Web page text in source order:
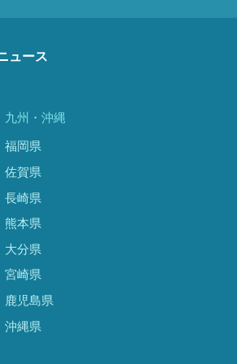
ュース
九州・沖縄
福岡県
佐賀県
長崎県
熊本県
大分県
宮崎県
鹿児島県
沖縄県